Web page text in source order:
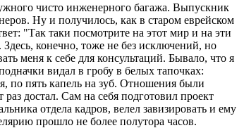
чисто инженерного багажа. Выпускник
Ну и получилось, как в старом еврейском
"Так таки посмотрите на этот мир и на эти
конечно, тоже не без исключений, но
меня к себе для консультаций. Бывало, что я
видал в гробу в белых тапочках:
по пять капель на зуб. Отношения были
достал. Сам на себя подготовил проект
отдела кадров, велел завизировать и ему
прошло не более полутора часов.